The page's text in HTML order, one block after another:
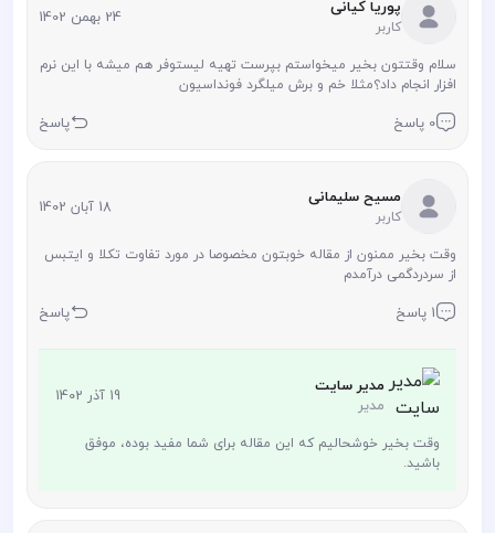
پوریا کیانی
کاربر 24 بهمن 1402
سلام وقتتون بخیر میخواستم بپرست تهیه لیستوفر هم میشه با این نرم
افزار انجام داد؟مثلا خم و برش میلگرد فونداسیون
0 پاسخ پاسخ
مسیح سلیمانی
کاربر 18 آبان 1402
وقت بخیر ممنون از مقاله خوبتون مخصوصا در مورد تفاوت تکلا و ایتبس
از سردردگمی درآمدم
1 پاسخ پاسخ
مدیر سایت
مدیر 19 آذر 1402
وقت بخیر خوشحالیم که این مقاله برای شما مفید بوده، موفق
باشید.